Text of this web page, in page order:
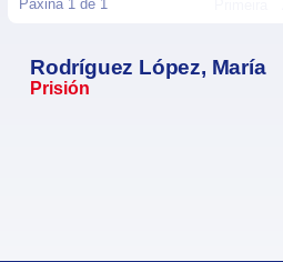
Páxina 1 de 1
Rodríguez López, María
Prisión